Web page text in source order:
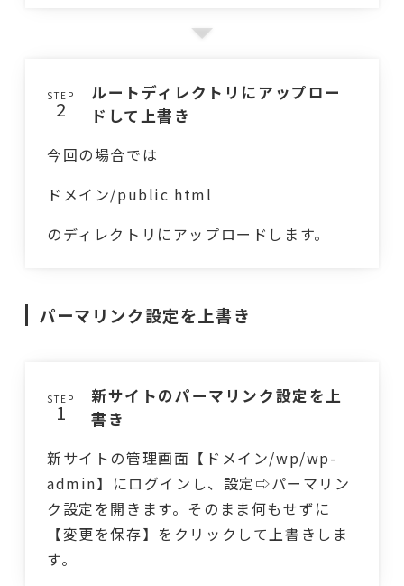
STEP
ルートディレクトリにアップロー
ドして上書き
今回の場合では
ドメイン/public html
のディレクトリにアップロードします。
パーマリンク設定を上書き
STEP
新サイトのパーマリンク設定を上
書き
新サイトの管理画面【ドメイン/wp/wp-
admin】にログインし、設定⇨パーマリン
ク設定を開きます。そのまま何もせずに
【変更を保存】をクリックして上書きしま
す。